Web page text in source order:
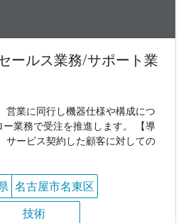
ールス業務/サポート業
営業に同行し機器仕様や構成につ
業務で受注を推進します。 【導
サービス契約した顧客に対しての
名古屋市名東区
技術